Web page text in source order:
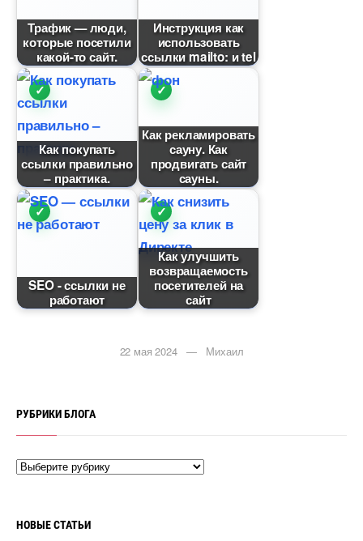
Трафик — люди,
которые посетили
какой-то сайт.
Инструкция как
использовать
ссылки mailto: и tel
Как покупать
ссылки правильно
– практика.
Как рекламировать
сауну. Как
продвигать сайт
сауны.
SEO - ссылки не
работают
Как улучшить
озвращаемость
посетителей на
сайт
22 мая 2024 — Михаил
РУБРИКИ БЛОГА
НОВЫЕ СТАТЬИ